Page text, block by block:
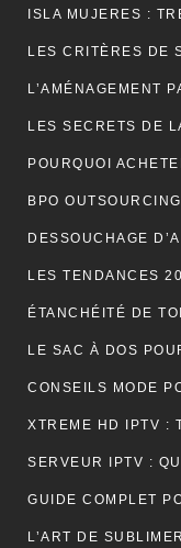
BPO OUTSOURCING